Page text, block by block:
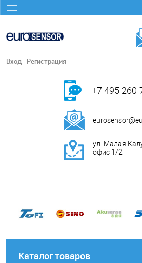
Вход Регистрация
+7 495 260-
ул. Малая
офис 1/2
Каталог товаров